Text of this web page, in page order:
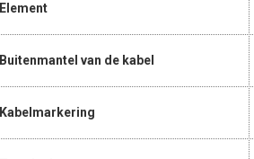
van de kabel